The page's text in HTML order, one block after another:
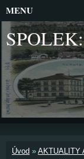
Úvod » AKTUALITY
MENU